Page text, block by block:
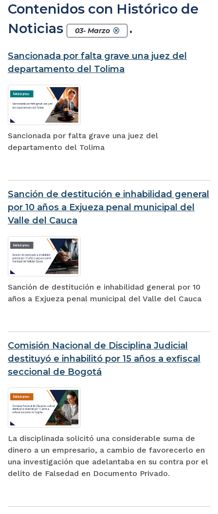
Contenidos con Histórico de
Noticias
03- Marzo .
Sancionada por falta grave una juez del
departamento del Tolima
Sancionada por falta grave una juez del
departamento del Tolima
Sanción de destitución e inhabilidad general
por 10 años a Exjueza penal municipal del
Valle del Cauca
Sanción de destitución e inhabilidad general por 10
años a Exjueza penal municipal del Valle del Cauca
Comisión Nacional de Disciplina Judicial
destituyó e inhabilitó por 15 años a exfiscal
seccional de Bogotá
La disciplinada solicitó una considerable suma de
dinero a un empresario, a cambio de favorecerlo en
una investigación que adelantaba en su contra por el
delito de Falsedad en Documento Privado.